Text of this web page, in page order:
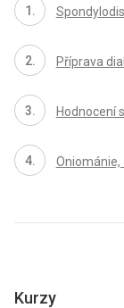
Příprava
Hodnocení
Oniománie,
Kurzy